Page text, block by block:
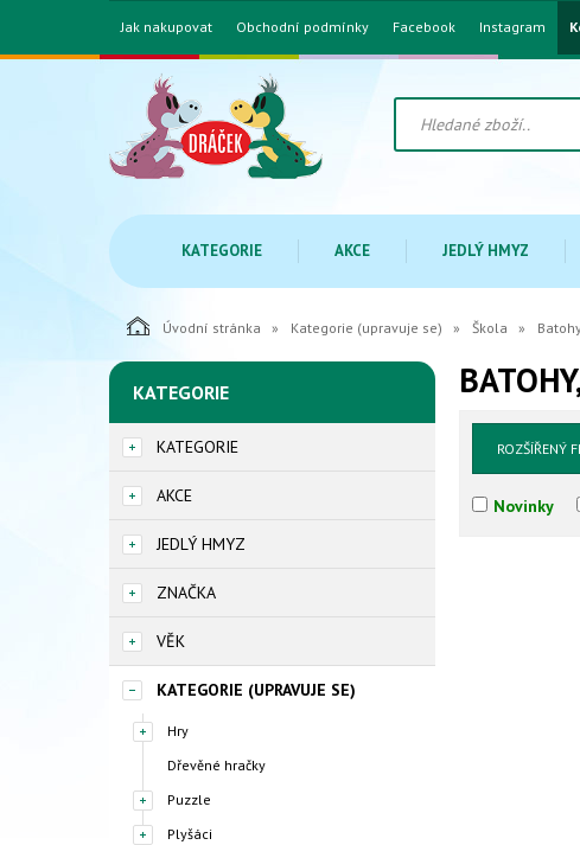
Jak nakupovat Obchodní podmínky Facebook Instagram
KATEGORIE AKCE JEDLÝ HMYZ
Úvodní stránka Kategorie (upravuje se) Škola
KATEGORIE
KATEGORIE
AKCE
JEDLÝ HMYZ
ZNAČKA
VĚK
KATEGORIE (UPRAVUJE SE)
Hry
Dřevěné hračky
Puzzle
Plyšáci
ROZŠÍŘENÝ
Novinky